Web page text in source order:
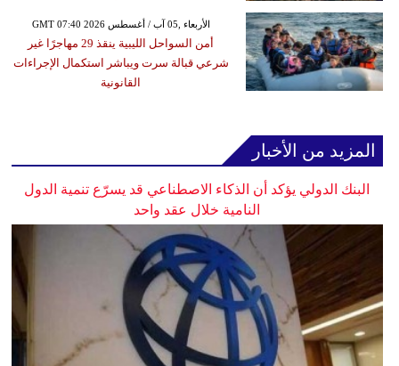
GMT 07:40 2026 الأربعاء ,05 آب / أغسطس
أمن السواحل الليبية ينقذ 29 مهاجرًا غير
شرعي قبالة سرت ويباشر استكمال الإجراءات
القانونية
المزيد من الأخبار
البنك الدولي يؤكد أن الذكاء الاصطناعي قد يسرّع تنمية الدول
النامية خلال عقد واحد